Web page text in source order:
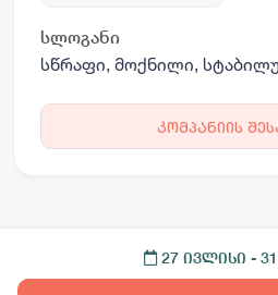
სლოგანი
სწრაფი, მოქნილი,
კომპანიის
27 ივლისი -